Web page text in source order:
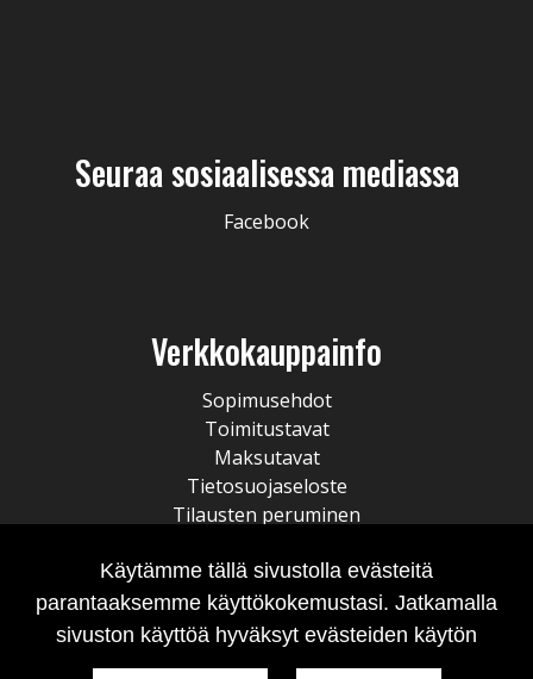
Seuraa sosiaalisessa mediassa
Facebook
Verkkokauppainfo
Sopimusehdot
Toimitustavat
Maksutavat
Tietosuojaseloste
Tilausten peruminen
Käytämme tällä sivustolla evästeitä
parantaaksemme käyttökokemustasi. Jatkamalla
sivuston käyttöä hyväksyt evästeiden käytön